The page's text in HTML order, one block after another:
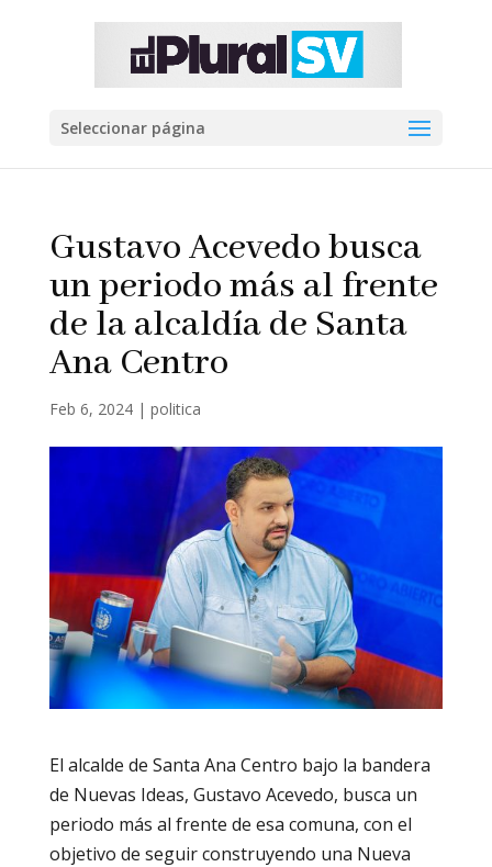
Seleccionar página
Gustavo Acevedo busca
un periodo más al frente
de la alcaldía de Santa
Ana Centro
Feb 6, 2024| politica
El alcalde de Santa Ana Centro bajo la bandera
de Nuevas Ideas, Gustavo Acevedo, busca un
periodo más al frente de esa comuna, con el
objetivo de seguir construyendo una Nueva